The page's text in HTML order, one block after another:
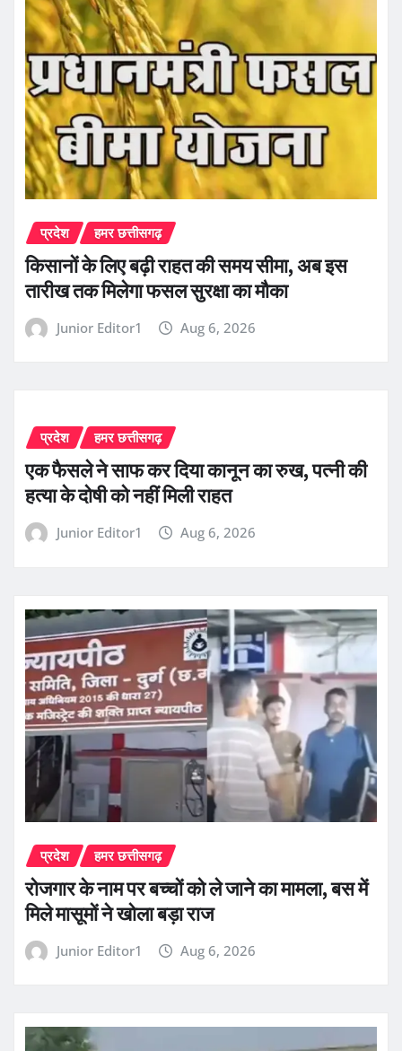
प्रदेश हमर छत्तीसगढ़
किसानों के लिए बढ़ी राहत की समय सीमा, अब इस
तारीख तक मिलेगा फसल सुरक्षा का मौका
Junior Editor1 Aug 6, 2026
प्रदेश हमर छत्तीसगढ़
एक फैसले ने साफ कर दिया कानून का रुख, पत्नी की
हत्या के दोषी को नहीं मिली राहत
Junior Editor1 Aug 6, 2026
प्रदेश हमर छत्तीसगढ़
रोजगार के नाम पर बच्चों को ले जाने का मामला, बस में
मिले मासूमों ने खोला बड़ा राज
Junior Editor1 Aug 6, 2026